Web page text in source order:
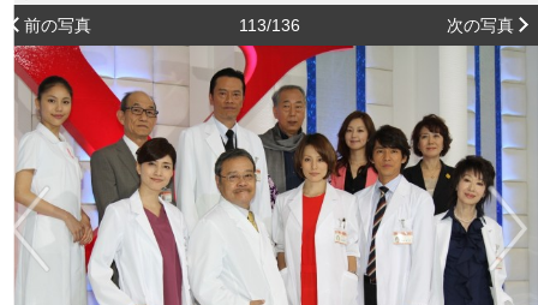
前の写真 113/136 次の写真